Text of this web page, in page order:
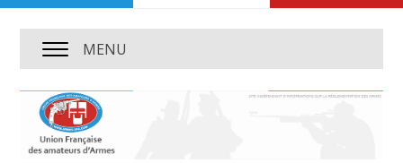
MENU